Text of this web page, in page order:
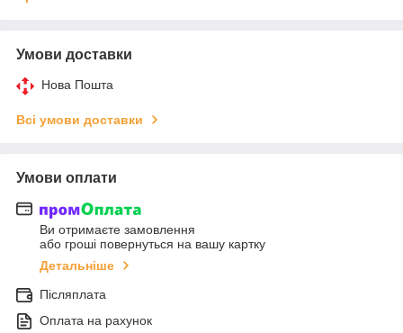
Умови доставки
Нова Пошта
Всі умови доставки
Умови оплати
Ви отримаєте замовлення
або гроші повернуться на вашу картку
Детальніше
Післяплата
Оплата на рахунок